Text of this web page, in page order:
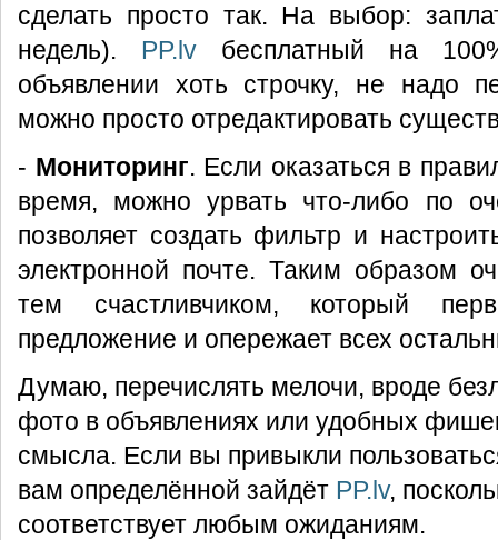
сделать просто так. На выбор:
недель). PP.lv бесплатный на
объявлении хоть строчку, не надо
можно просто отредактировать
- Мониторинг. Если оказаться в
время, можно урвать что-либо по
позволяет создать фильтр и
электронной почте. Таким образом
тем счастливчиком, который
предложение и опережает всех
Думаю, перечислять мелочи, вроде
фото в объявлениях или удобных
смысла. Если вы привыкли
вам определённой зайдёт PP.lv,
соответствует любым ожиданиям.